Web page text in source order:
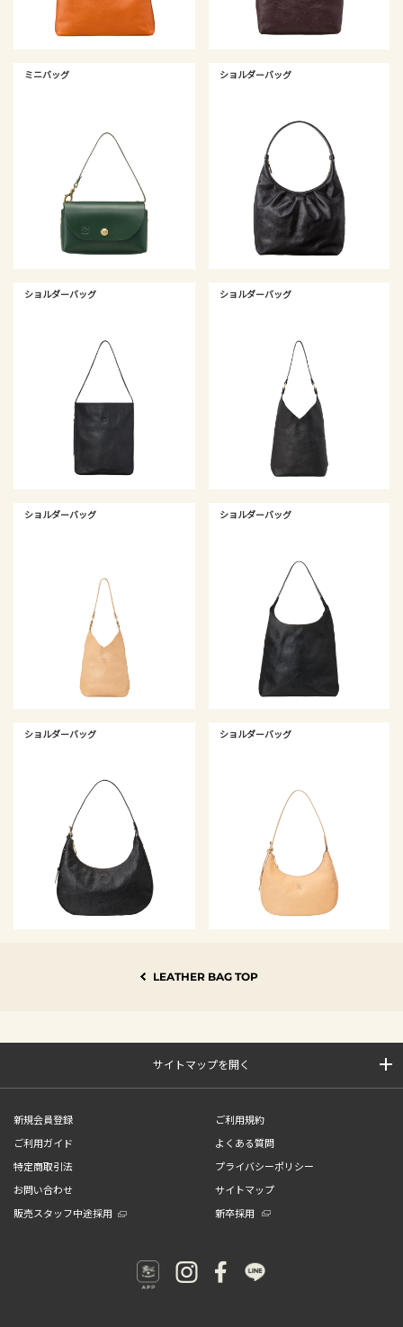
ミニバッグ ショルダーバッグ
ショルダーバッグ ショルダーバッグ
ショルダーバッグ ショルダーバッグ
ショルダーバッグ ショルダーバッグ
LEATHER BAG TOP
サイトマップを開く
新規会員登録
ご利用規約
ご利用ガイド
よくある質問
特定商取引法
プライバシーポリシー
お問い合わせ
サイトマップ
販売スタッフ中途採用
新卒採用